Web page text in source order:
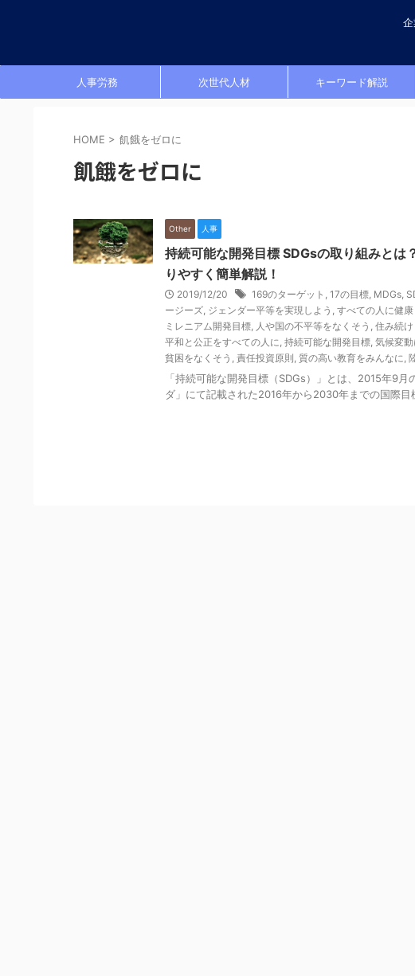
人事労務 次世代人材 キーワード解説
HOME > 飢餓をゼロに
飢餓をゼロに
Other 人事
持続可能な開発目標 SDGsの取り組みと
りやすく簡単解説！
2019/12/20 169のターゲット , 17の目標, MDGs,
ージーズ, ジェンダー平等を実現しよう , すべての人に健
ミレニアム開発目標, 人や国の不平等をなくそう , 住み続
平和と公正をすべての人に, 持続可能な開発目標, 気候変
貧困をなくそう , 責任投資原則, 質の高い教育をみんなに,
「持続可能な開発目標（SDGs）」とは、2015年9
ダ」にて記載された2016年から2030年までの国際